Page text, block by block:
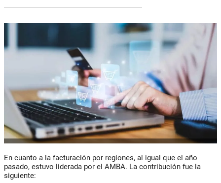
En cuanto a la facturación por regiones, al igual que el año
pasado, estuvo liderada por el AMBA. La contribución fue la
siguiente: